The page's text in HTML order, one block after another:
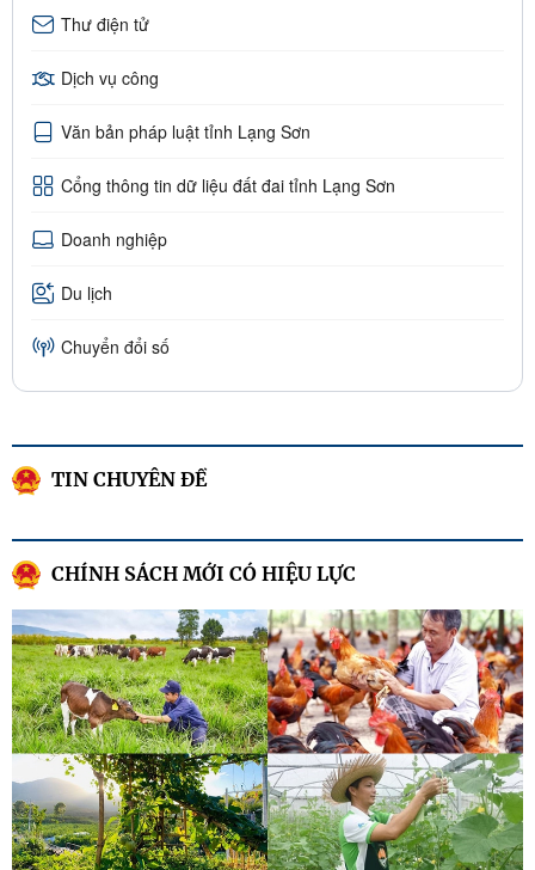
Thư điện tử
Dịch vụ công
Văn bản pháp luật tỉnh Lạng Sơn
Cổng thông tin dữ liệu đất đai tỉnh Lạng Sơn
Doanh nghiệp
Du lịch
Chuyển đổi số
TIN CHUYÊN ĐỀ
CHÍNH SÁCH MỚI CÓ HIỆU LỰC